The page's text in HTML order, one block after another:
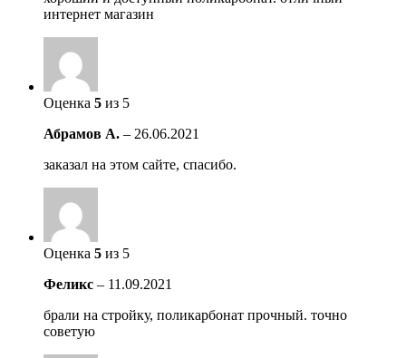
интернет магазин
Оценка 5 из 5
Абрамов А. – 26.06.2021
заказал на этом сайте, спасибо.
Оценка 5 из 5
Феликс – 11.09.2021
брали на стройку, поликарбонат прочный. точно
советую